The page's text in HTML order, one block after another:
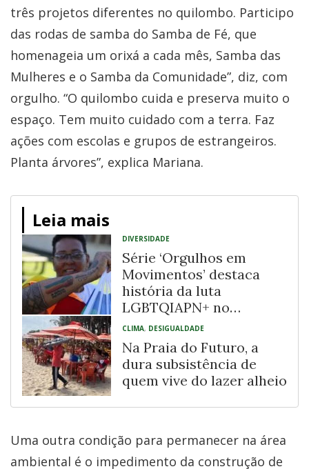
três projetos diferentes no quilombo. Participo
das rodas de samba do Samba de Fé, que
homenageia um orixá a cada mês, Samba das
Mulheres e o Samba da Comunidade”, diz, com
orgulho. “O quilombo cuida e preserva muito o
espaço. Tem muito cuidado com a terra. Faz
ações com escolas e grupos de estrangeiros.
Planta árvores”, explica Mariana.
Leia mais
DIVERSIDADE
Série ‘Orgulhos em
Movimentos’ destaca
história da luta
LGBTQIAPN+ no
Recôncavo Baiano
CLIMA, DESIGUALDADE
Na Praia do Futuro, a
dura subsistência de
quem vive do lazer alheio
Uma outra condição para permanecer na área
ambiental é o impedimento da construção de